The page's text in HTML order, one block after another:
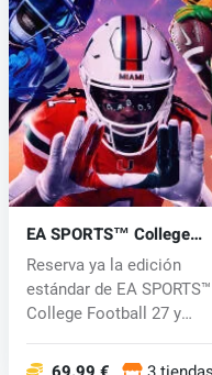
EA SPORTS™ College
Football 27 (PC) key
Reserva ya la edición
estándar de EA SPORTS™
College Football 27 y